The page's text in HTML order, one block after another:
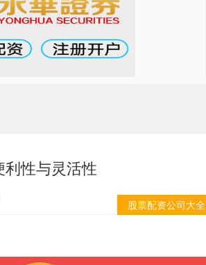
性与灵活性
股票配资公司大全